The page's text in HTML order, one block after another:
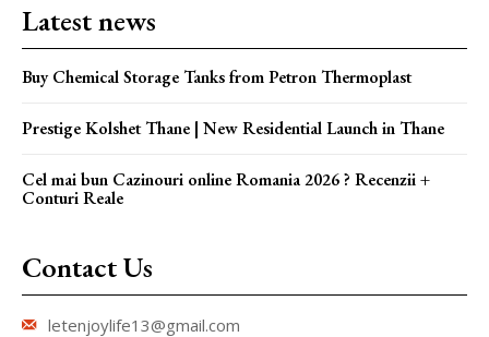
Latest news
Buy Chemical Storage Tanks from Petron Thermoplast
Prestige Kolshet Thane | New Residential Launch in Thane
Cel mai bun Cazinouri online Romania 2026 ? Recenzii +
Conturi Reale
Contact Us
letenjoylife13@gmail.com